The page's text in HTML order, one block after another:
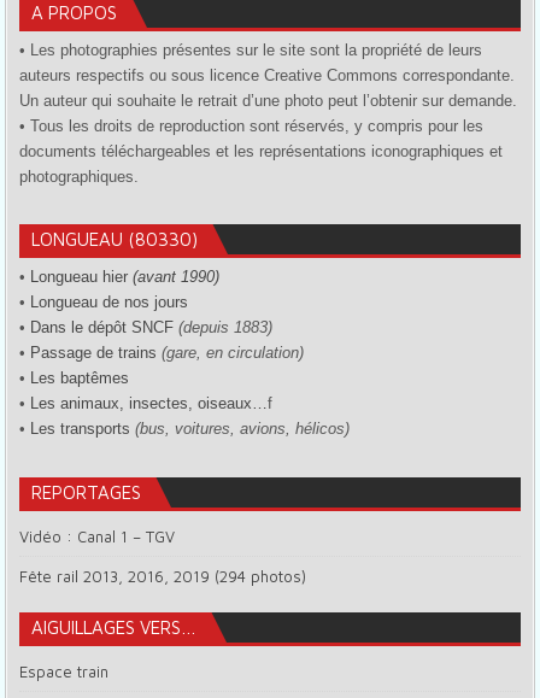
A PROPOS
• Les photographies présentes sur le site sont la propriété de leurs
auteurs respectifs ou sous licence Creative Commons correspondante.
Un auteur qui souhaite le retrait d’une photo peut l’obtenir sur demande.
• Tous les droits de reproduction sont réservés, y compris pour les
documents téléchargeables et les représentations iconographiques et
photographiques.
LONGUEAU (80330)
• Longueau hier (avant 1990)
• Longueau de nos jours
• Dans le dépôt SNCF (depuis 1883)
• Passage de trains (gare, en circulation)
• Les baptêmes
• Les animaux, insectes, oiseaux…f
• Les transports (bus, voitures, avions, hélicos)
REPORTAGES
Vidéo : Canal 1 – TGV
Fête rail 2013, 2016, 2019 (294 photos)
AIGUILLAGES VERS…
Espace train